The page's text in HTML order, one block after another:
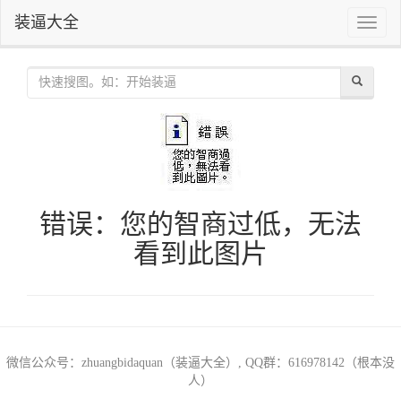
Toggle
装逼大全
错误：您的智商过低，无法
看到此图片
微信公众号：zhuangbidaquan（装逼大全）, QQ群：616978142（根本没
人）